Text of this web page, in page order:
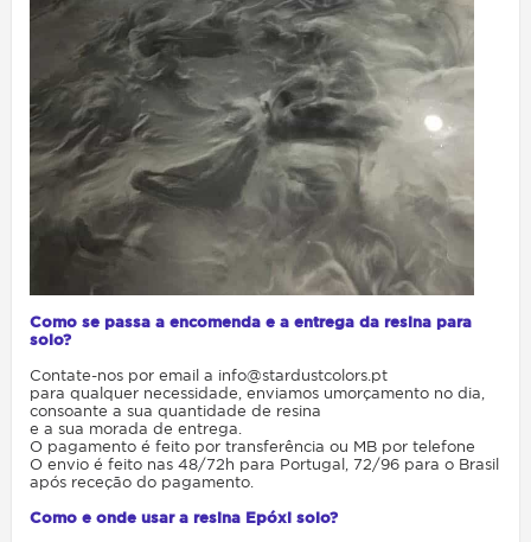
Como se passa a encomenda e a entrega da resina para
solo?
Contate-nos por email a info@stardustcolors.pt
para qualquer necessidade, enviamos umorçamento no dia,
consoante a sua quantidade de resina
e a sua morada de entrega.
O pagamento é feito por transferência ou MB por telefone
O envio é feito nas 48/72h para Portugal, 72/96 para o Brasil
após receção do pagamento.
Como e onde usar a resina Epóxi solo?